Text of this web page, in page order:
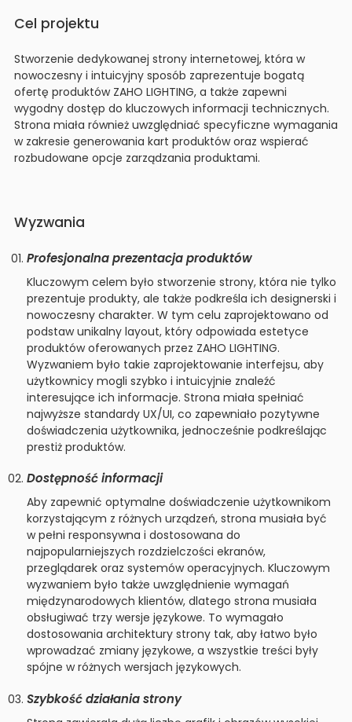
Cel projektu
Stworzenie dedykowanej strony internetowej, która w
nowoczesny i intuicyjny sposób zaprezentuje bogatą
ofertę produktów ZAHO LIGHTING, a także zapewni
wygodny dostęp do kluczowych informacji technicznych.
Strona miała również uwzględniać specyficzne wymagania
w zakresie generowania kart produktów oraz wspierać
rozbudowane opcje zarządzania produktami.
Wyzwania
Profesjonalna prezentacja produktów
Kluczowym celem było stworzenie strony, która nie tylko
prezentuje produkty, ale także podkreśla ich designerski i
nowoczesny charakter. W tym celu zaprojektowano od
podstaw unikalny layout, który odpowiada estetyce
produktów oferowanych przez ZAHO LIGHTING.
Wyzwaniem było takie zaprojektowanie interfejsu, aby
użytkownicy mogli szybko i intuicyjnie znaleźć
interesujące ich informacje. Strona miała spełniać
najwyższe standardy UX/UI, co zapewniało pozytywne
doświadczenia użytkownika, jednocześnie podkreślając
prestiż produktów.
Dostępność informacji
Aby zapewnić optymalne doświadczenie użytkownikom
korzystającym z różnych urządzeń, strona musiała być
w pełni responsywna i dostosowana do
najpopularniejszych rozdzielczości ekranów,
przeglądarek oraz systemów operacyjnych. Kluczowym
wyzwaniem było także uwzględnienie wymagań
międzynarodowych klientów, dlatego strona musiała
obsługiwać trzy wersje językowe. To wymagało
dostosowania architektury strony tak, aby łatwo było
wprowadzać zmiany językowe, a wszystkie treści były
spójne w różnych wersjach językowych.
Szybkość działania strony